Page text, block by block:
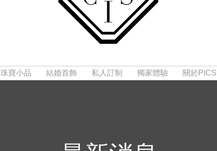
珠寶小品 結婚首飾 私人訂制 獨家體驗 關於PICS